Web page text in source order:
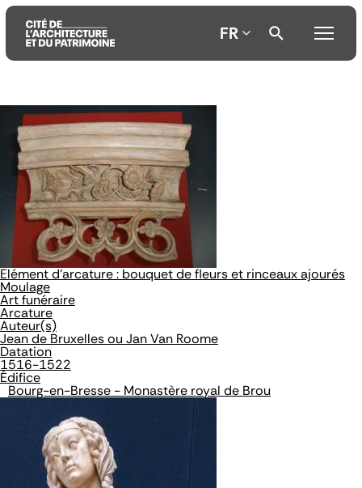
Aller
au
contenu
principal
Aller
au
menu
principal
Aller
recherche
FR
Elément d'arcature : bouquet de fleurs et rinceaux ajourés
Moulage
Art funéraire
Arcature
Auteur(s)
Jean de Bruxelles ou Jan Van Roome
Datation
1516-1522
Édifice
Bourg-en-Bresse - Monastère royal de Brou